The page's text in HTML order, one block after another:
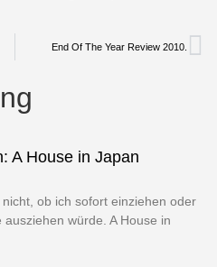
End Of The Year Review 2010.
A House in Japan
ob ich sofort einziehen oder
würde. A House in